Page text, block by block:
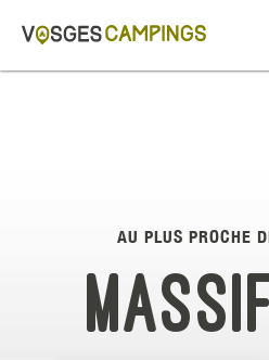
AU PLUS PROCHE